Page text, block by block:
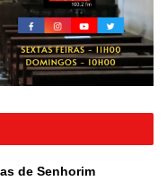
de Senhorim